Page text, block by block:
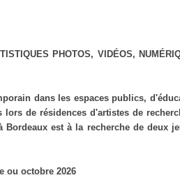
PHOTOS, VIDÉOS,
dans les espaces publics,
de résidences d'artistes de
est à la recherche de deux
ou octobre 2026